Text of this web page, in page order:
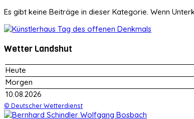
Es gibt keine Beiträge in dieser Kategorie. Wenn
Wetter Landshut
Heute
Morgen
10.08.2026
© Deutscher Wetterdienst